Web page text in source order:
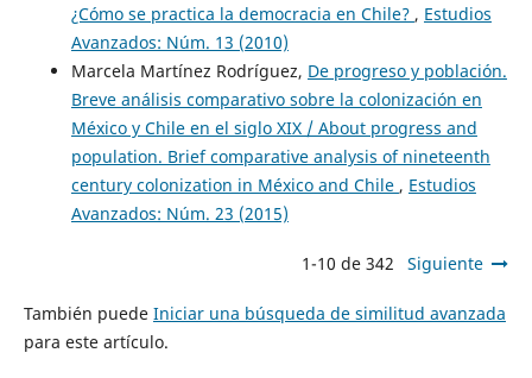
¿Cómo se practica la democracia en Chile? , Estudios
Avanzados: Núm. 13 (2010)
Marcela Martínez Rodríguez, De progreso y población.
Breve análisis comparativo sobre la colonización en
México y Chile en el siglo XIX / About progress and
population. Brief comparative analysis of nineteenth
century colonization in México and Chile , Estudios
Avanzados: Núm. 23 (2015)
1-10 de 342 Siguiente
También puede Iniciar una búsqueda de similitud avanzada
para este artículo.